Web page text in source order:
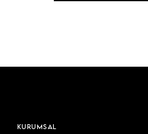
KURUMSAL